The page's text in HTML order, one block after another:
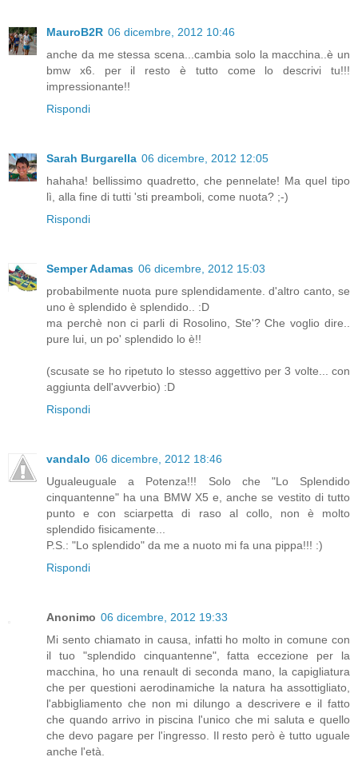
MauroB2R 06 dicembre, 2012 10:46
anche da me stessa scena...cambia solo la macchina..è un
bmw x6. per il resto è tutto come lo descrivi tu!!!
impressionante!!
Rispondi
Sarah Burgarella 06 dicembre, 2012 12:05
hahaha! bellissimo quadretto, che pennelate! Ma quel tipo
lì, alla fine di tutti 'sti preamboli, come nuota? ;-)
Rispondi
Semper Adamas 06 dicembre, 2012 15:03
probabilmente nuota pure splendidamente. d'altro canto, se
uno è splendido è splendido.. :D
ma perchè non ci parli di Rosolino, Ste'? Che voglio dire..
pure lui, un po' splendido lo è!!
(scusate se ho ripetuto lo stesso aggettivo per 3 volte... con
aggiunta dell'avverbio) :D
Rispondi
vandalo 06 dicembre, 2012 18:46
Ugualeuguale a Potenza!!! Solo che "Lo Splendido
cinquantenne" ha una BMW X5 e, anche se vestito di tutto
punto e con sciarpetta di raso al collo, non è molto
splendido fisicamente...
P.S.: "Lo splendido" da me a nuoto mi fa una pippa!!! :)
Rispondi
Anonimo 06 dicembre, 2012 19:33
Mi sento chiamato in causa, infatti ho molto in comune con
il tuo "splendido cinquantenne", fatta eccezione per la
macchina, ho una renault di seconda mano, la capigliatura
che per questioni aerodinamiche la natura ha assottigliato,
l'abbigliamento che non mi dilungo a descrivere e il fatto
che quando arrivo in piscina l'unico che mi saluta e quello
che devo pagare per l'ingresso. Il resto però è tutto uguale
anche l'età.